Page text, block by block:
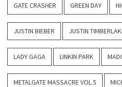
GATE CRASHER GREEN DAY
JUSTIN BIEBER JUSTIN
LADY GAGA LINKIN PARK
METALGATE MASSACRE VOL.5